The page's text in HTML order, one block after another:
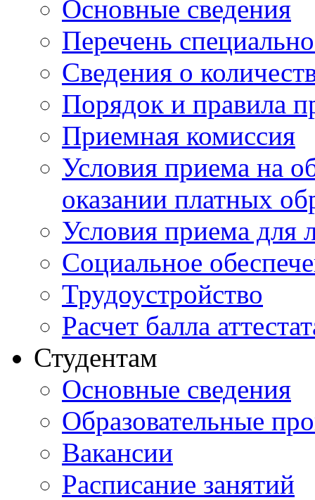
Основные сведения
Перечень
Cведения о
Порядок и правила
Приемная комиссия
Условия приема на
оказании платных
Условия приема для
Социальное
Трудоустройство
Расчет балла
Студентам
Основные сведения
Образовательные
Вакансии
Расписание занятий